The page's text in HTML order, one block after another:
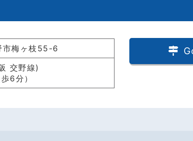
市梅ヶ枝55-6
交野線)
6分）